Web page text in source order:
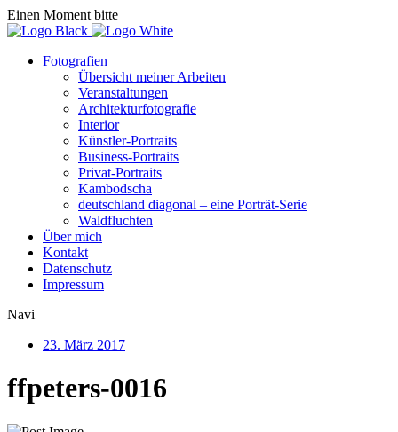
Einen Moment bitte
Fotografien
Übersicht meiner Arbeiten
Veranstaltungen
Architekturfotografie
Interior
Künstler-Portraits
Business-Portraits
Privat-Portraits
Kambodscha
deutschland diagonal – eine Porträt-Serie
Waldfluchten
Über mich
Kontakt
Datenschutz
Impressum
Navi
23. März 2017
ffpeters-0016